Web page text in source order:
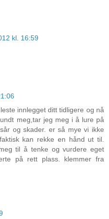
kl. 16:59
innlegget ditt tidligere og nå
meg,tar jeg meg i å lure på
og skader. er så mye vi ikke
kan rekke en hånd ut til.
til å tenke og vurdere eget
på rett plass. klemmer fra